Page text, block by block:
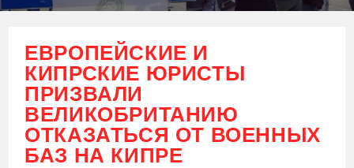
ЕВРОПЕЙСКИЕ И
КИПРСКИЕ ЮРИСТЫ
ПРИЗВАЛИ
ВЕЛИКОБРИТАНИЮ
ОТКАЗАТЬСЯ ОТ ВОЕННЫХ
БАЗ НА КИПРЕ